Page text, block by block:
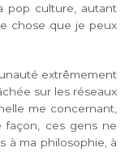
pop culture, autant
chose que je peux
extrêmement
sur les réseaux
me concernant,
façon, ces gens ne
à ma philosophie, à